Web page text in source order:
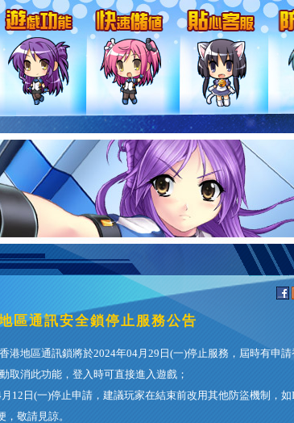
區通訊安全鎖停止服務公告
港地區通訊鎖將於2024年04月29日(一)停止服務，屆時有申請
取消此功能，登入時可直接進入遊戲；
12日(一)停止申請，建議玩家在結束前改用其他防盜機制，如
敬請見諒。